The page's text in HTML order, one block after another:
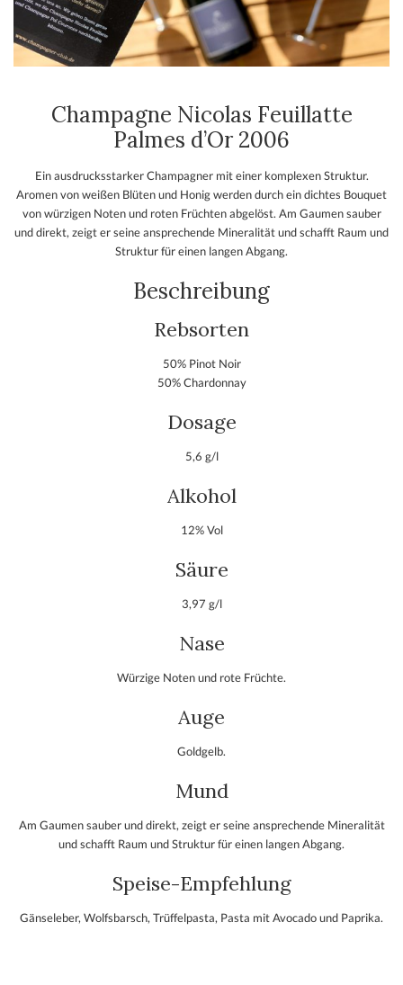
Champagne Nicolas Feuillatte
Palmes d’Or 2006
Ein ausdrucksstarker Champagner mit einer komplexen Struktur.
Aromen von weißen Blüten und Honig werden durch ein dichtes Bouquet
von würzigen Noten und roten Früchten abgelöst. Am Gaumen sauber
und direkt, zeigt er seine ansprechende Mineralität und schafft Raum und
Struktur für einen langen Abgang.
Beschreibung
Rebsorten
50% Pinot Noir
50% Chardonnay
Dosage
5,6 g/l
Alkohol
12% Vol
Säure
3,97 g/l
Nase
Würzige Noten und rote Früchte.
Auge
Goldgelb.
Mund
Am Gaumen sauber und direkt, zeigt er seine ansprechende Mineralität
und schafft Raum und Struktur für einen langen Abgang.
Speise-Empfehlung
Gänseleber, Wolfsbarsch, Trüffelpasta, Pasta mit Avocado und Paprika.